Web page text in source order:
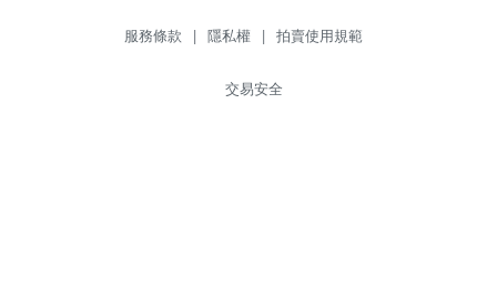
服務條款 | 隱私權 | 拍賣使用規範
交易安全